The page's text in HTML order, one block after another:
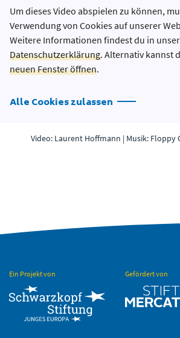
Um dieses Video abspielen zu können,
Verwendung von Cookies auf unserer
Weitere Informationen findest du in
Datenschutzerklärung. Alternativ kannst
neuen Fenster öffnen.
Alle Cookies zulassen
Video: Laurent Hoffmann | Musik: Floppy
Ein Projekt von Gefördert von